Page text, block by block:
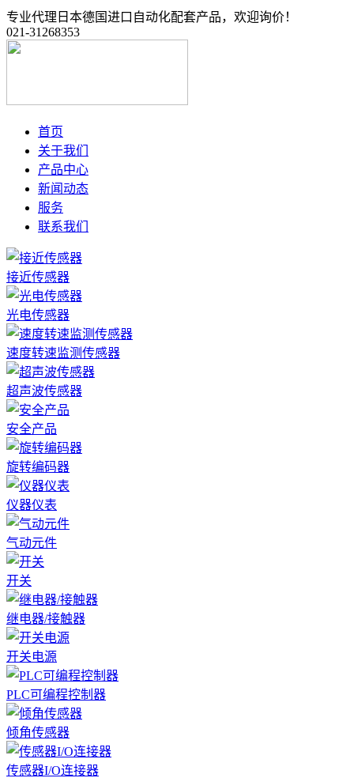
专业代理日本德国进口自动化配套产品，欢迎询价！
021-31268353
首页
关于我们
产品中心
新闻动态
服务
联系我们
接近传感器
光电传感器
速度转速监测传感器
超声波传感器
安全产品
旋转编码器
仪器仪表
气动元件
开关
继电器/接触器
开关电源
PLC可编程控制器
倾角传感器
传感器I/O连接器